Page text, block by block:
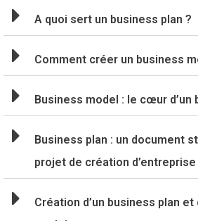
A quoi sert un business plan ?
Comment créer un business
Business model : le cœur d’un
Business plan : un document
projet de création d’entreprise
Création d’un business plan et